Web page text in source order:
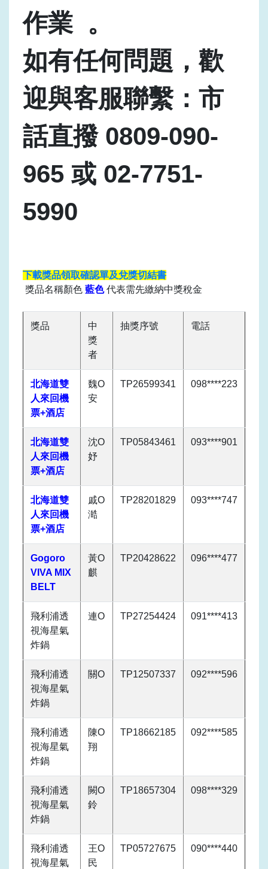
作業 。
如有任何問題，歡
迎與客服聯繫：市
話直撥 0809-090-
965 或 02-7751-
5990
下載獎品領取確認單及兌獎切結書
獎品名稱顏色 藍色代表需先繳納中獎稅金
獎品
中
獎
者
抽獎序號 電話
北海道雙
人來回機
票+酒店
魏O
安
TP26599341 098****223
北海道雙
人來回機
票+酒店
沈O
妤
TP05843461 093****901
北海道雙
人來回機
票+酒店
戚O
澔
TP28201829 093****747
Gogoro
VIVA MIX
BELT
黃O
麒
TP20428622 096****477
飛利浦透
視海星氣
炸鍋
連O TP27254424 091****413
飛利浦透
視海星氣
炸鍋
關O TP12507337 092****596
飛利浦透
視海星氣
炸鍋
陳O
翔
TP18662185 092****585
飛利浦透
視海星氣
炸鍋
闕O
鈴
TP18657304 098****329
飛利浦透
視海星氣
王O
民
TP05727675 090****440